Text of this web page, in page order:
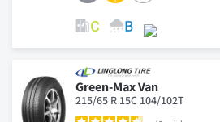
Green-Max Van
215/65 R 15C 104/102T